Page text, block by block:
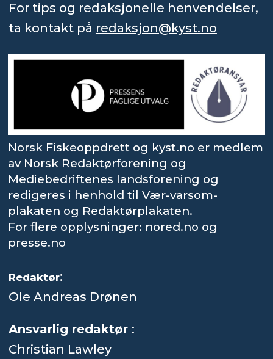
For tips og redaksjonelle henvendelser,
ta kontakt på redaksjon@kyst.no
Norsk Fiskeoppdrett og kyst.no er medlem
av Norsk Redaktørforening og
Mediebedriftenes landsforening og
redigeres i henhold til Vær-varsom-
plakaten og Redaktørplakaten.
For flere opplysninger: nored.no og
presse.no
Redaktør:
Ole Andreas Drønen
Ansvarlig redaktør :
Christian Lawley